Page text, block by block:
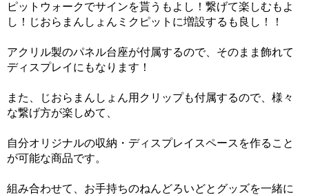
ピットウォークでサインを貰うもよし！繋げて楽しむもよ
し！じおらまんしょんミクピットに増設するも良し！！
アクリル製のパネル台座が付属するので、そのまま飾れて
ディスプレイにもなります！
また、じおらまんしょん用クリップも付属するので、様々
な繋げ方が楽しめて、
自分オリジナルの収納・ディスプレイスペースを作ること
が可能な商品です。
組み合わせて、お手持ちのねんどろいどとグッズを一緒に